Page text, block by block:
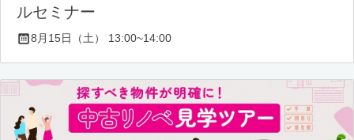
ルセミナー
8月15日（土） 13:00~14:00